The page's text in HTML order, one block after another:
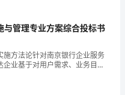
与管理专业方案综合投标书
施方法论针对南京银行企业服务
业基于对用户需求、业务目
解，结合多年软件开发和系统
周期划分为六个活动阶段，确